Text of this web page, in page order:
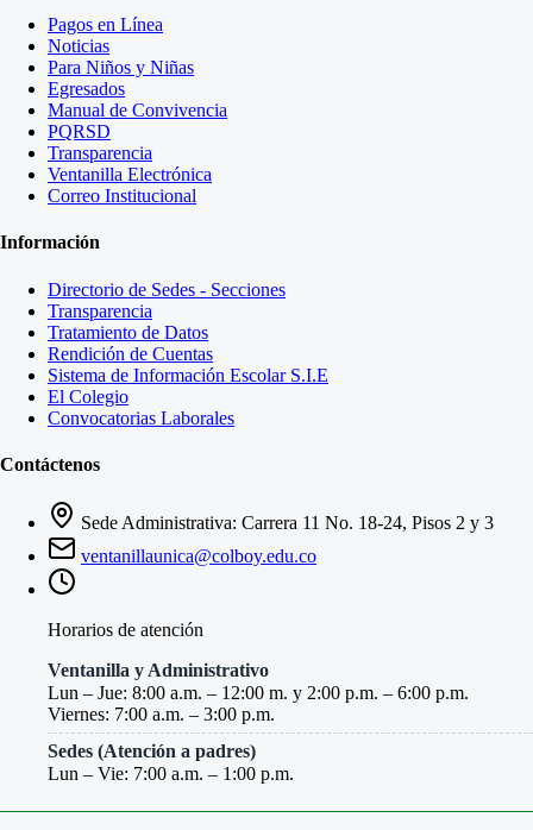
Pagos en Línea
Noticias
Para Niños y Niñas
Egresados
Manual de Convivencia
PQRSD
Transparencia
Ventanilla Electrónica
Correo Institucional
Información
Directorio de Sedes - Secciones
Transparencia
Tratamiento de Datos
Rendición de Cuentas
Sistema de Información Escolar S.I.E
El Colegio
Convocatorias Laborales
Contáctenos
Sede Administrativa: Carrera 11 No. 18-24, Pisos 2 y 3
ventanillaunica@colboy.edu.co
Horarios de atención
Ventanilla y Administrativo
Lun – Jue: 8:00 a.m. – 12:00 m. y 2:00 p.m. – 6:00 p.m.
Viernes: 7:00 a.m. – 3:00 p.m.
Sedes (Atención a padres)
Lun – Vie: 7:00 a.m. – 1:00 p.m.